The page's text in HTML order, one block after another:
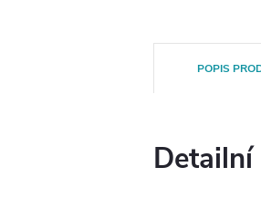
POPIS